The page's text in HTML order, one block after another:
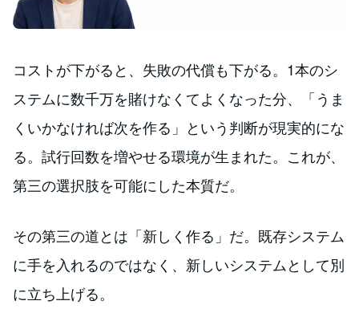
コストが下がると、失敗の代償も下がる。1本のシ
ステムに数千万を賭けなくてよくなった分、「うま
くいかなければ次を作る」という判断が現実的にな
る。試行回数を増やせる環境が生まれた。これが、
第三の選択肢を可能にした本質だ。
その第三の道とは「新しく作る」だ。既存システム
に手を入れるのではなく、新しいシステムとして別
に立ち上げる。